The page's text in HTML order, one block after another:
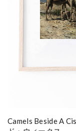
Camels Beside A